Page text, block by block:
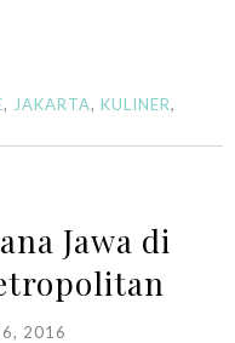
, JAKARTA, KULINER,
Jawa di
2016